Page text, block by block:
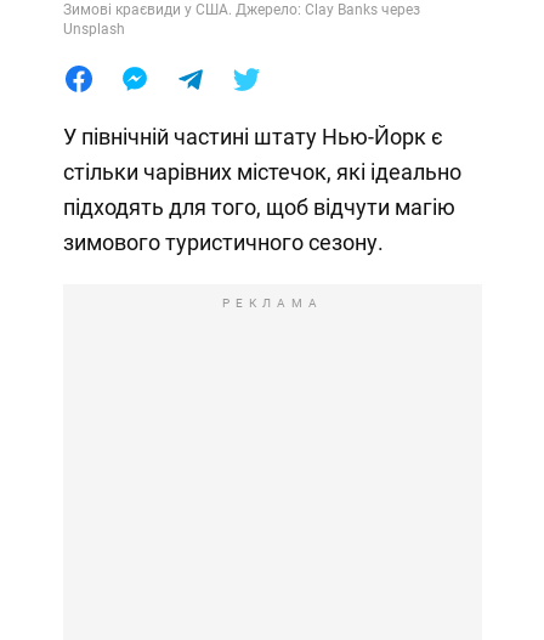
Зимові краєвиди у США. Джерело: Clay Banks через
Unsplash
У північній частині штату Нью-Йорк є
стільки чарівних містечок, які ідеально
підходять для того, щоб відчути магію
зимового туристичного сезону.
РЕКЛАМА